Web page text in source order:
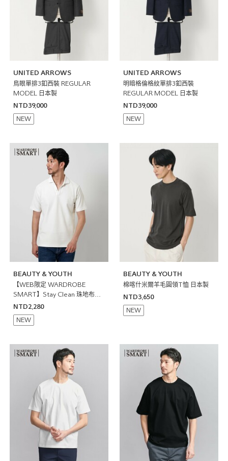
UNITED ARROWS
鳥眼單排3釦西裝 REGULAR
MODEL 日本製
NTD39,000
NEW
UNITED ARROWS
明暗格倫格紋單排3釦西裝
REGULAR MODEL 日本製
NTD39,000
NEW
BEAUTY & YOUTH
【WEB限定 WARDROBE
SMART】Stay Clean 珠地布開
襟領POLO衫 抗菌防臭
NTD2,280
NEW
BEAUTY & YOUTH
棉喀什米爾羊毛圓領T恤 日本製
NTD3,650
NEW